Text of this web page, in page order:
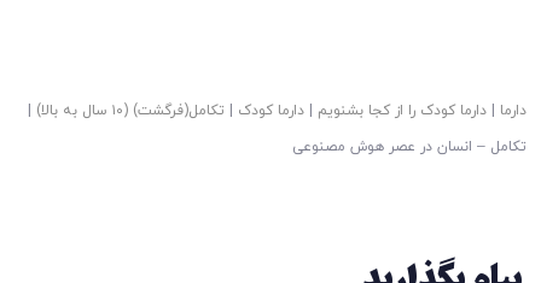
دارما دارما کودک را از کجا بشنویم دارما کودک تکامل(فرگشت) (۱۰ سال به بالا)
تکامل – انسان در عصر هوش مصنوعی